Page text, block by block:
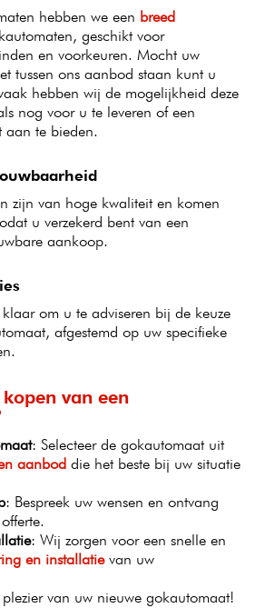
hebben we een breed
geschikt voor
en voorkeuren. Mocht uw
tussen ons aanbod staan kunt u
hebben wij de mogelijkheid deze
nog voor u te leveren of een
aan te bieden.
zijn van hoge kwaliteit en komen
u verzekerd bent van een
aankoop.
om u te adviseren bij de keuze
afgestemd op uw specifieke
van een
: Selecteer de gokautomaat uit
aanbod die het beste bij uw situatie
: Bespreek uw wensen en ontvang
: Wij zorgen voor een snelle en
en installatievan uw
van uw nieuwe gokautomaat!